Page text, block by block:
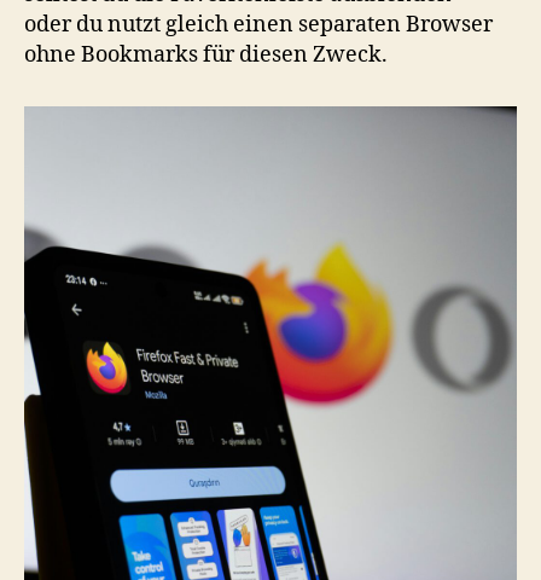
oder du nutzt gleich einen separaten Browser
ohne Bookmarks für diesen Zweck.